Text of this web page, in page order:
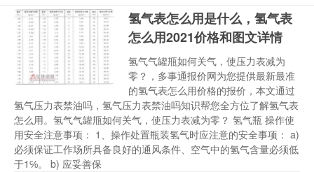
氢气表怎么用是什么，氢气表
怎么用2021价格和图文详情
氢气气罐甁如何关气，使压力表减为
零？，多事通报价网为您提供最新最准
的氢气表怎么用价格的报价，本文通过
氢气压力表禁油吗，氢气压力表禁油吗知识帮您全方位了解氢气表
怎么用。氢气气罐甁如何关气，使压力表减为零？ 氢气瓶 操作使
用安全注意事项： 1、操作处置瓶装氢气时应注意的安全事项： a)
必须保证工作场所具备良好的通风条件、空气中的氢气含量必须低
于1℅。 b) 应妥善保